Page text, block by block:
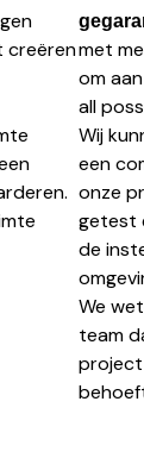
creërenmet
om
all
Wij
een
onze
getest
de
We
team
project